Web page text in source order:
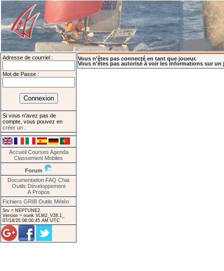
Adresse de courriel :
Mot de Passe :
Si vous n'avez pas de
compte, vous pouvez en
créer un
Accueil Courses Agenda
Classement Mobiles
Forum
Documentation FAQ Chat
Outils Développement
A Propos
Fichiers GRIB Outils Météo
Srv = NEPTUNE2.
Version = trunk VLM2_V28.1_
07/14/20 08:00:45 AM UTC
Vous n'êtes pas connecté en tant que joueur.
Vous n'êtes pas autorisé à voir les informations sur un